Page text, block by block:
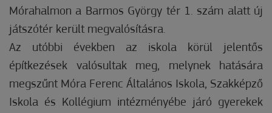
Mórahalmon a Barmos György tér 1. szám alatt új
játszótér került megvalósításra.
Az utóbbi években az iskola körül jelentős
építkezések valósultak meg, melynek hatására
megszűnt Móra Ferenc Általános Iskola, Szakképző
Iskola és Kollégium intézményébe járó gyerekek